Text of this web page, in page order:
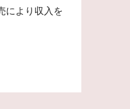
により収入を